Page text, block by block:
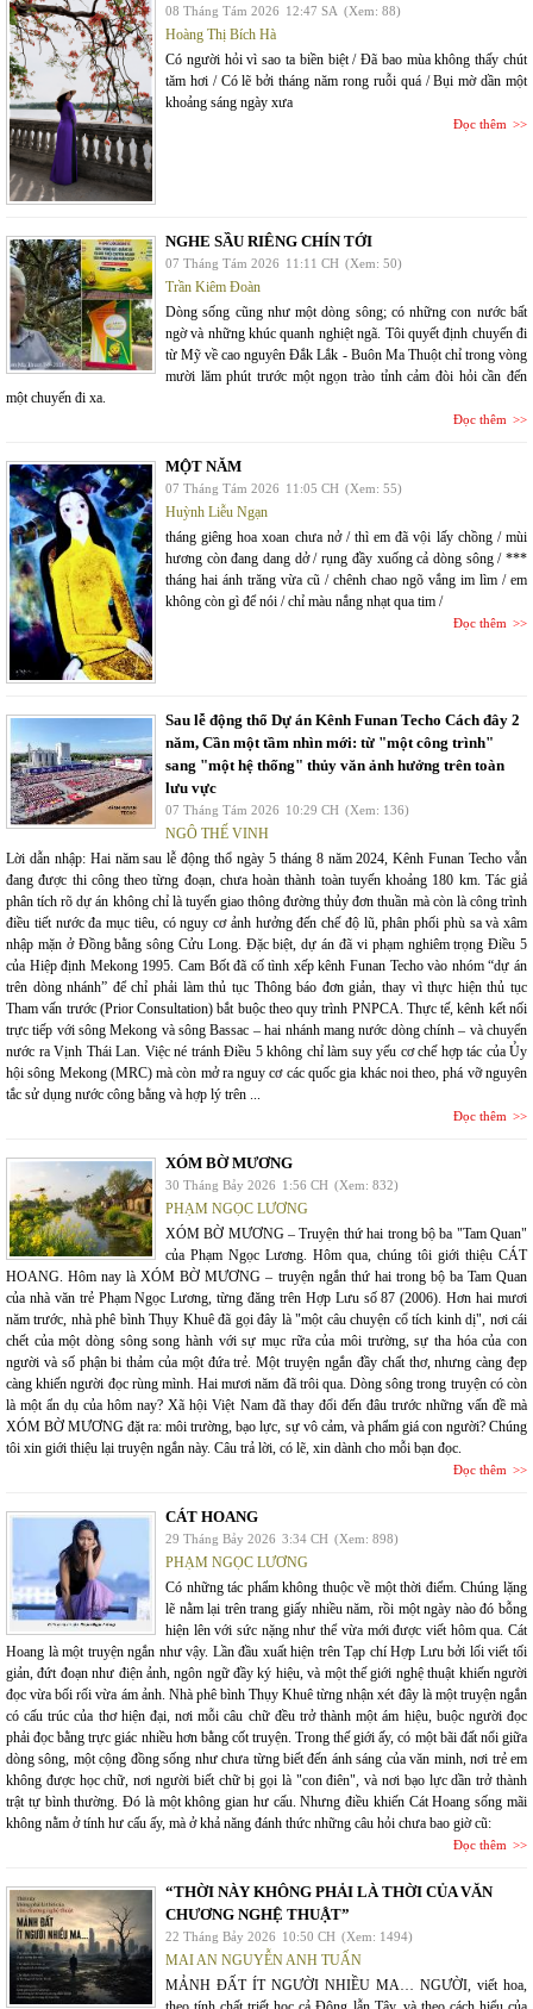
08 Tháng Tám 2026 12:47 SA (Xem: 88)
Hoàng Thị Bích Hà
Có người hỏi vì sao ta biền biệt / Đã bao mùa không thấy chút
tăm hơi / Có lẽ bởi tháng năm rong ruỗi quá / Bụi mờ dần một
khoảng sáng ngày xưa
Đọc thêm
NGHE SẦU RIÊNG CHÍN TỚI
07 Tháng Tám 2026 11:11 CH (Xem: 50)
Trần Kiêm Đoàn
Dòng sống cũng như một dòng sông; có những con nước bất
ngờ và những khúc quanh nghiệt ngã. Tôi quyết định chuyến đi
từ Mỹ về cao nguyên Đắk Lắk - Buôn Ma Thuột chỉ trong vòng
mười lăm phút trước một ngọn trào tỉnh cảm đòi hỏi cần đến
một chuyến đi xa.
Đọc thêm
MỘT NĂM
07 Tháng Tám 2026 11:05 CH (Xem: 55)
Huỳnh Liễu Ngạn
tháng giêng hoa xoan chưa nở / thì em đã vội lấy chồng / mùi
hương còn đang dang dở / rụng đầy xuống cả dòng sông / ***
tháng hai ánh trăng vừa cũ / chênh chao ngõ vắng im lìm / em
không còn gì để nói / chỉ màu nắng nhạt qua tim /
Đọc thêm
Sau lễ động thổ Dự án Kênh Funan Techo Cách đây 2
năm, Cần một tầm nhìn mới: từ "một công trình"
sang "một hệ thống" thủy văn ảnh hưởng trên toàn
lưu vực
07 Tháng Tám 2026 10:29 CH (Xem: 136)
NGÔ THẾ VINH
Lời dẫn nhập: Hai năm sau lễ động thổ ngày 5 tháng 8 năm 2024, Kênh Funan Techo vẫn
đang được thi công theo từng đoạn, chưa hoàn thành toàn tuyến khoảng 180 km. Tác giả
phân tích rõ dự án không chỉ là tuyến giao thông đường thủy đơn thuần mà còn là công trình
điều tiết nước đa mục tiêu, có nguy cơ ảnh hưởng đến chế độ lũ, phân phối phù sa và xâm
nhập mặn ở Đồng bằng sông Cửu Long. Đặc biệt, dự án đã vi phạm nghiêm trọng Điều 5
của Hiệp định Mekong 1995. Cam Bốt đã cố tình xếp kênh Funan Techo vào nhóm “dự án
trên dòng nhánh” để chỉ phải làm thủ tục Thông báo đơn giản, thay vì thực hiện thủ tục
Tham vấn trước (Prior Consultation) bắt buộc theo quy trình PNPCA. Thực tế, kênh kết nối
trực tiếp với sông Mekong và sông Bassac – hai nhánh mang nước dòng chính – và chuyển
nước ra Vịnh Thái Lan. Việc né tránh Điều 5 không chỉ làm suy yếu cơ chế hợp tác của Ủy
hội sông Mekong (MRC) mà còn mở ra nguy cơ các quốc gia khác noi theo, phá vỡ nguyên
tắc sử dụng nước công bằng và hợp lý trên ...
Đọc thêm
XÓM BỜ MƯƠNG
30 Tháng Bảy 2026 1:56 CH (Xem: 832)
PHẠM NGỌC LƯƠNG
XÓM BỜ MƯƠNG – Truyện thứ hai trong bộ ba "Tam Quan"
của Phạm Ngọc Lương. Hôm qua, chúng tôi giới thiệu CÁT
HOANG. Hôm nay là XÓM BỜ MƯƠNG – truyện ngắn thứ hai trong bộ ba Tam Quan
của nhà văn trẻ Phạm Ngọc Lương, từng đăng trên Hợp Lưu số 87 (2006). Hơn hai mươi
năm trước, nhà phê bình Thụy Khuê đã gọi đây là "một câu chuyện cổ tích kinh dị", nơi cái
chết của một dòng sông song hành với sự mục rữa của môi trường, sự tha hóa của con
người và số phận bi thảm của một đứa trẻ. Một truyện ngắn đầy chất thơ, nhưng càng đẹp
càng khiến người đọc rùng mình. Hai mươi năm đã trôi qua. Dòng sông trong truyện có còn
là một ẩn dụ của hôm nay? Xã hội Việt Nam đã thay đổi đến đâu trước những vấn đề mà
XÓM BỜ MƯƠNG đặt ra: môi trường, bạo lực, sự vô cảm, và phẩm giá con người? Chúng
tôi xin giới thiệu lại truyện ngắn này. Câu trả lời, có lẽ, xin dành cho mỗi bạn đọc.
Đọc thêm
CÁT HOANG
29 Tháng Bảy 2026 3:34 CH (Xem: 898)
PHẠM NGỌC LƯƠNG
Có những tác phẩm không thuộc về một thời điểm. Chúng lặng
lẽ nằm lại trên trang giấy nhiều năm, rồi một ngày nào đó bỗng
hiện lên với sức nặng như thể vừa mới được viết hôm qua. Cát
Hoang là một truyện ngắn như vậy. Lần đầu xuất hiện trên Tạp chí Hợp Lưu bởi lối viết tối
giản, đứt đoạn như điện ảnh, ngôn ngữ đầy ký hiệu, và một thế giới nghệ thuật khiến người
đọc vừa bối rối vừa ám ảnh. Nhà phê bình Thụy Khuê từng nhận xét đây là một truyện ngắn
có cấu trúc của thơ hiện đại, nơi mỗi câu chữ đều trở thành một ám hiệu, buộc người đọc
phải đọc bằng trực giác nhiều hơn bằng cốt truyện. Trong thế giới ấy, có một bãi đất nổi giữa
dòng sông, một cộng đồng sống như chưa từng biết đến ánh sáng của văn minh, nơi trẻ em
không được học chữ, nơi người biết chữ bị gọi là "con điên", và nơi bạo lực dần trở thành
trật tự bình thường. Đó là một không gian hư cấu. Nhưng điều khiến Cát Hoang sống mãi
không nằm ở tính hư cấu ấy, mà ở khả năng đánh thức những câu hỏi chưa bao giờ cũ:
Đọc thêm
“THỜI NÀY KHÔNG PHẢI LÀ THỜI CỦA VĂN
CHƯƠNG NGHỆ THUẬT”
22 Tháng Bảy 2026 10:50 CH (Xem: 1494)
MAI AN NGUYỄN ANH TUẤN
MẢNH ĐẤT ÍT NGƯỜI NHIỀU MA… NGƯỜI, viết hoa,